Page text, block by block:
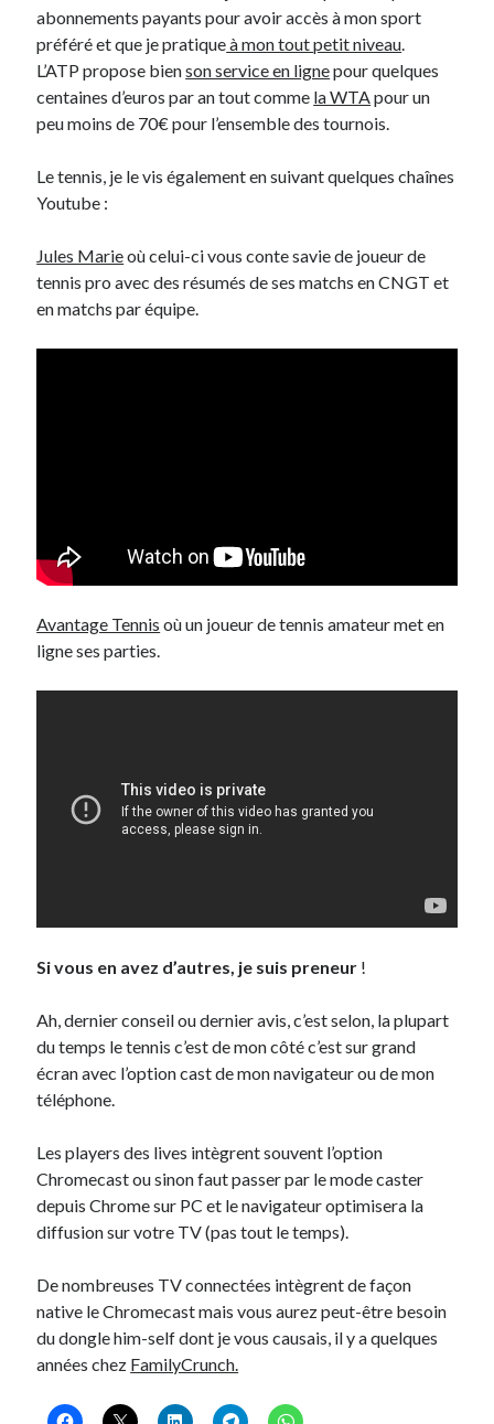
abonnements payants pour avoir accès à mon sport
préféré et que je pratiqueà mon tout petit niveau
L’ATP propose bienson service en lignepour quelques
centaines d’euros par an tout comme la WTA pour un
peu moins de 70€ pour l’ensemble des tournois.
Le tennis, je le vis également en suivant quelques chaînes
Youtube :
Jules Marieoù celui-ci vous conte savie de joueur de
tennis pro avec des résumés de ses matchs en CNGT et
en matchs par équipe.
Avantage Tennis où un joueur de tennis amateur met en
ligne ses parties.
Si vous en avez d’autres, je suis preneur !
Ah, dernier conseil ou dernier avis, c’est selon, la plupart
du temps le tennis c’est de mon côté c’est sur grand
écran avec l’option cast de mon navigateur ou de mon
téléphone.
Les players des lives intègrent souvent l’option
Chromecast ou sinon faut passer par le mode caster
depuis Chrome sur PC et le navigateur optimisera la
diffusion sur votre TV (pas tout le temps).
De nombreuses TV connectées intègrent de façon
native le Chromecast mais vous aurez peut-être besoin
du dongle him-self dont je vous causais, il y a quelques
années chez FamilyCrunch.